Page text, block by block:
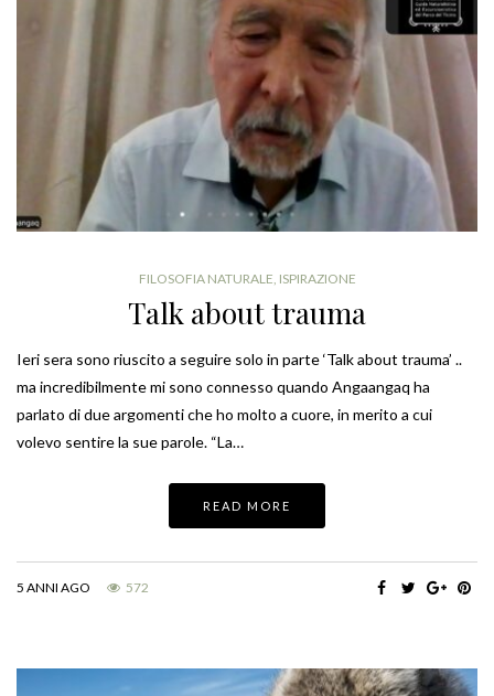
FILOSOFIA NATURALE ISPIRAZIONE
Talk about trauma
Ieri sera sono riuscito a seguire solo in parte ‘Talk about trauma’ ..
ma incredibilmente mi sono connesso quando Angaangaq ha
parlato di due argomenti che ho molto a cuore, in merito a cui
volevo sentire la sue parole. “La…
READ MORE
5 ANNI AGO 572